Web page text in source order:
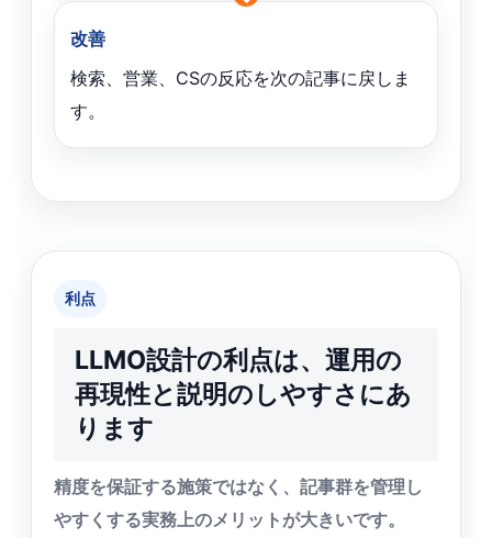
改善
検索、営業、CSの反応を次の記事に戻しま
す。
利点
LLMO設計の利点は、運用の
再現性と説明のしやすさにあ
ります
精度を保証する施策ではなく、記事群を管理し
やすくする実務上のメリットが大きいです。